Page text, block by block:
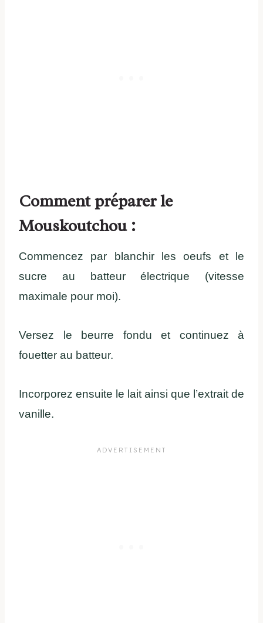
Comment préparer le
Mouskoutchou :
Commencez par blanchir les oeufs et le
sucre au batteur électrique (vitesse
maximale pour moi).
Versez le beurre fondu et continuez à
fouetter au batteur.
Incorporez ensuite le lait ainsi que l’extrait de
vanille.